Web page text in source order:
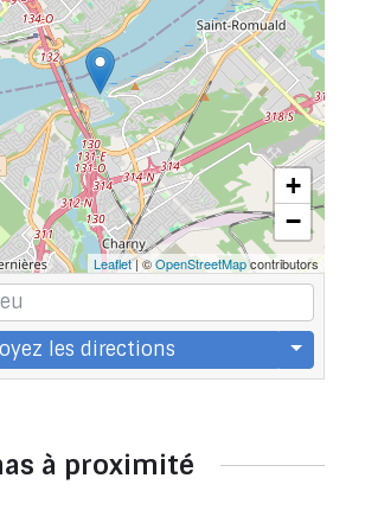
+
−
Leaflet| ©OpenStreetMapcontributors
les directions
à proximité